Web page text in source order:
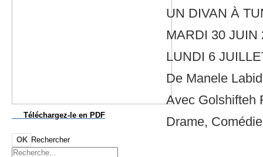
Téléchargez-le en PDF
OK Rechercher
UN DIVAN À
MARDI 30 JUIN
LUNDI 6
De Manele
Avec Golshifteh
Drame,